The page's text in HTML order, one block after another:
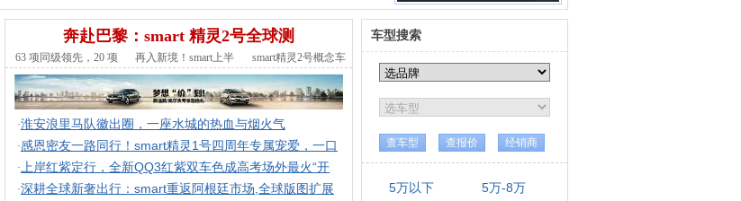
选车 购车 保养
奔赴巴黎：smart 精灵2号全球测
63 项同级领先，20 项
同
再入新境！smart上半
年
smart精灵2号概念车
内
·淮安浪里马队徽出圈，一座水城的热血与烟火气
·感恩密友一路同行！smart精灵1号四周年专属宠爱，一口
· 上岸红紫定行，全新QQ3红紫双车色成高考场外最火“开
·深耕全球新奢出行：smart重返阿根廷市场,全球版图扩展
车型搜索
查车型 查报价 经销商
5万以下
5万-8万